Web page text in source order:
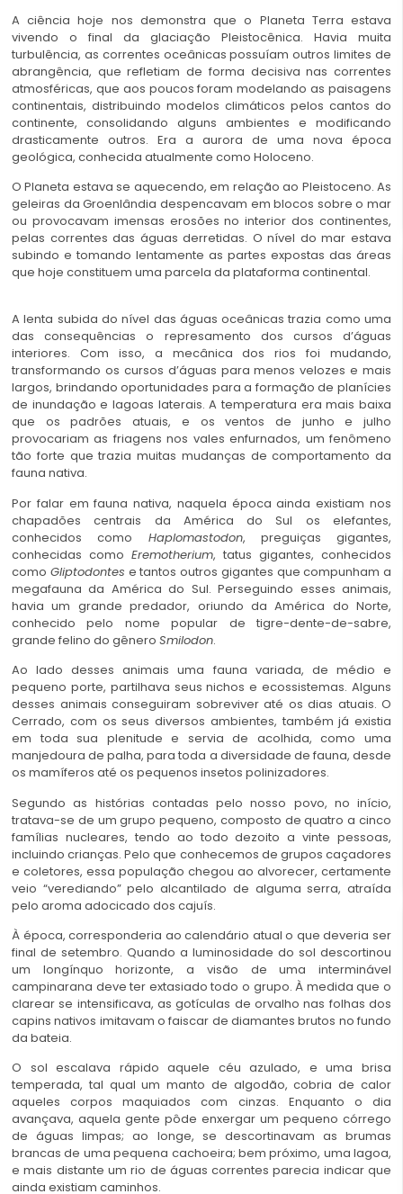
A ciência hoje nos demonstra que o Planeta Terra estava
vivendo o final da glaciação Pleistocênica. Havia muita
turbulência, as correntes oceânicas possuíam outros limites de
abrangência, que refletiam de forma decisiva nas correntes
atmosféricas, que aos poucos foram modelando as paisagens
continentais, distribuindo modelos climáticos pelos cantos do
continente, consolidando alguns ambientes e modificando
drasticamente outros. Era a aurora de uma nova época
geológica, conhecida atualmente como Holoceno.
O Planeta estava se aquecendo, em relação ao Pleistoceno. As
geleiras da Groenlândia despencavam em blocos sobre o mar
ou provocavam imensas erosões no interior dos continentes,
pelas correntes das águas derretidas. O nível do mar estava
subindo e tomando lentamente as partes expostas das áreas
que hoje constituem uma parcela da plataforma continental.
A lenta subida do nível das águas oceânicas trazia como uma
das consequências o represamento dos cursos d’águas
interiores. Com isso, a mecânica dos rios foi mudando,
transformando os cursos d’águas para menos velozes e mais
largos, brindando oportunidades para a formação de planícies
de inundação e lagoas laterais. A temperatura era mais baixa
que os padrões atuais, e os ventos de junho e julho
provocariam as friagens nos vales enfurnados, um fenômeno
tão forte que trazia muitas mudanças de comportamento da
fauna nativa.
Por falar em fauna nativa, naquela época ainda existiam nos
chapadões centrais da América do Sul os elefantes,
conhecidos como Haplomastodon, preguiças gigantes,
conhecidas como Eremotherium, tatus gigantes, conhecidos
como Gliptodontes e tantos outros gigantes que compunham a
megafauna da América do Sul. Perseguindo esses animais,
havia um grande predador, oriundo da América do Norte,
conhecido pelo nome popular de tigre-dente-de-sabre,
grande felino do gênero Smilodon.
Ao lado desses animais uma fauna variada, de médio e
pequeno porte, partilhava seus nichos e ecossistemas. Alguns
desses animais conseguiram sobreviver até os dias atuais. O
Cerrado, com os seus diversos ambientes, também já existia
em toda sua plenitude e servia de acolhida, como uma
manjedoura de palha, para toda a diversidade de fauna, desde
os mamíferos até os pequenos insetos polinizadores.
Segundo as histórias contadas pelo nosso povo, no início,
tratava-se de um grupo pequeno, composto de quatro a cinco
famílias nucleares, tendo ao todo dezoito a vinte pessoas,
incluindo crianças. Pelo que conhecemos de grupos caçadores
e coletores, essa população chegou ao alvorecer, certamente
veio “verediando” pelo alcantilado de alguma serra, atraída
pelo aroma adocicado dos cajuís.
À época, corresponderia ao calendário atual o que deveria ser
final de setembro. Quando a luminosidade do sol descortinou
um longínquo horizonte, a visão de uma interminável
campinarana deve ter extasiado todo o grupo. À medida que o
clarear se intensificava, as gotículas de orvalho nas folhas dos
capins nativos imitavam o faiscar de diamantes brutos no fundo
da bateia.
O sol escalava rápido aquele céu azulado, e uma brisa
temperada, tal qual um manto de algodão, cobria de calor
aqueles corpos maquiados com cinzas. Enquanto o dia
avançava, aquela gente pôde enxergar um pequeno córrego
de águas limpas; ao longe, se descortinavam as brumas
brancas de uma pequena cachoeira; bem próximo, uma lagoa,
e mais distante um rio de águas correntes parecia indicar que
ainda existiam caminhos.